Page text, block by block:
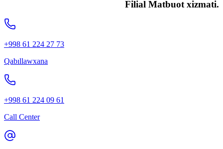
Filial Matbuot xizmati.
+998 61 224 27 73
Qabıllawxana
+998 61 224 09 61
Call Center